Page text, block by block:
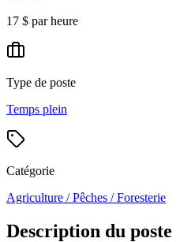
17 $ par heure
Type de poste
Temps plein
Catégorie
Agriculture / Pêches / Foresterie
Description du poste